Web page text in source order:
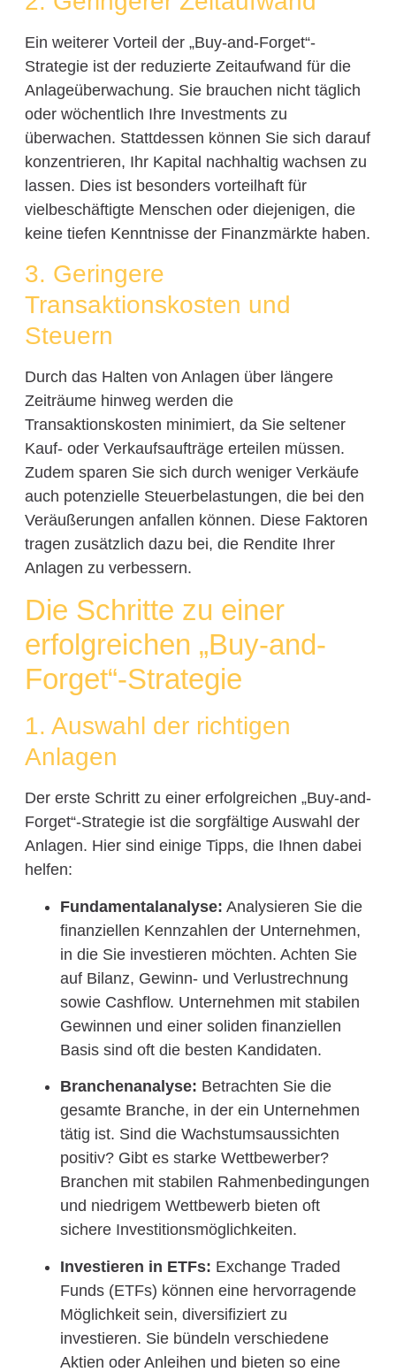
Ein weiterer Vorteil der „Buy-and-Forget“-
Strategie ist der reduzierte Zeitaufwand für die
Anlageüberwachung. Sie brauchen nicht täglich
oder wöchentlich Ihre Investments zu
überwachen. Stattdessen können Sie sich darauf
konzentrieren, Ihr Kapital nachhaltig wachsen zu
lassen. Dies ist besonders vorteilhaft für
vielbeschäftigte Menschen oder diejenigen, die
keine tiefen Kenntnisse der Finanzmärkte haben.
3. Geringere
Transaktionskosten und
Steuern
Durch das Halten von Anlagen über längere
Zeiträume hinweg werden die
Transaktionskosten minimiert, da Sie seltener
Kauf- oder Verkaufsaufträge erteilen müssen.
Zudem sparen Sie sich durch weniger Verkäufe
auch potenzielle Steuerbelastungen, die bei den
Veräußerungen anfallen können. Diese Faktoren
tragen zusätzlich dazu bei, die Rendite Ihrer
Anlagen zu verbessern.
Die Schritte zu einer
erfolgreichen „Buy-and-
Forget“-Strategie
1. Auswahl der richtigen
Anlagen
Der erste Schritt zu einer erfolgreichen „Buy-and-
Forget“-Strategie ist die sorgfältige Auswahl der
Anlagen. Hier sind einige Tipps, die Ihnen dabei
helfen:
Fundamentalanalyse: Analysieren Sie die
finanziellen Kennzahlen der Unternehmen,
in die Sie investieren möchten. Achten Sie
auf Bilanz, Gewinn- und Verlustrechnung
sowie Cashflow. Unternehmen mit stabilen
Gewinnen und einer soliden finanziellen
Basis sind oft die besten Kandidaten.
Branchenanalyse: Betrachten Sie die
gesamte Branche, in der ein Unternehmen
tätig ist. Sind die Wachstumsaussichten
positiv? Gibt es starke Wettbewerber?
Branchen mit stabilen Rahmenbedingungen
und niedrigem Wettbewerb bieten oft
sichere Investitionsmöglichkeiten.
Investieren in ETFs: Exchange Traded
Funds (ETFs) können eine hervorragende
Möglichkeit sein, diversifiziert zu
investieren. Sie bündeln verschiedene
Aktien oder Anleihen und bieten so eine